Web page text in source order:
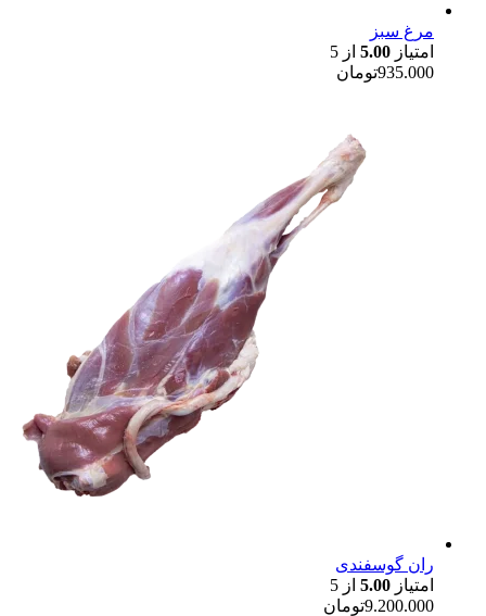
مرغ سبز
امتیاز 5.00 از 5
935.000تومان
ران گوسفندی
امتیاز 5.00 از 5
9.200.000تومان